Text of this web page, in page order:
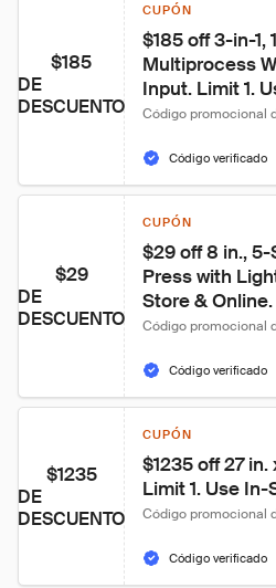
$185
DE
DESCUENTO
CUPÓN
$185 off 3-in-1,
Multiprocess
Input. Limit 1.
Código promocional
Código verificado
$29
DE
DESCUENTO
CUPÓN
$29 off 8 in.,
Press with
Store & Online.
Código promocional
Código verificado
$1235
DE
DESCUENTO
CUPÓN
$1235 off 27
Limit 1. Use
Código promocional
Código verificado